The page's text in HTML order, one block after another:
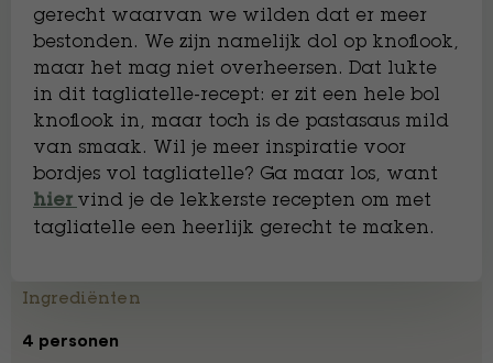
gerecht waarvan we wilden dat er meer
bestonden. We zijn namelijk dol op knoflook,
maar het mag niet overheersen. Dat lukte
in dit tagliatelle-recept: er zit een hele bol
knoflook in, maar toch is de pastasaus mild
van smaak. Wil je meer inspiratie voor
bordjes vol tagliatelle? Ga maar los, want
hier vind je de lekkerste recepten om met
tagliatelle een heerlijk gerecht te maken.
Ingrediënten
4 personen